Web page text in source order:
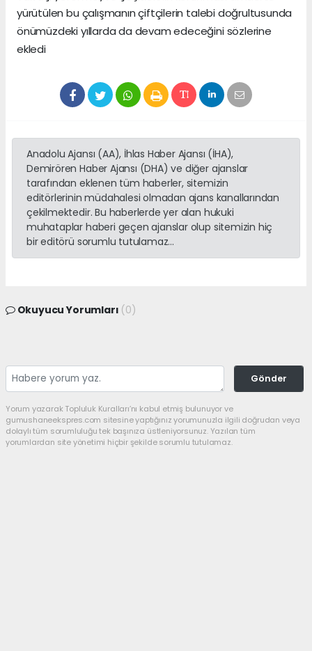
yürütülen bu çalışmanın çiftçilerin talebi doğrultusunda
önümüzdeki yıllarda da devam edeceğini sözlerine
ekledi
Anadolu Ajansı (AA), İhlas Haber Ajansı (İHA),
Demirören Haber Ajansı (DHA) ve diğer ajanslar
tarafından eklenen tüm haberler, sitemizin
editörlerinin müdahalesi olmadan ajans kanallarından
çekilmektedir. Bu haberlerde yer alan hukuki
muhataplar haberi geçen ajanslar olup sitemizin hiç
bir editörü sorumlu tutulamaz...
Okuyucu Yorumları (0)
Gönder
Yorum yazarak Topluluk Kuralları’nı kabul etmiş bulunuyor ve
gumushaneekspres.com sitesine yaptığınız yorumunuzla ilgili doğrudan veya
dolaylı tüm sorumluluğu tek başınıza üstleniyorsunuz. Yazılan tüm
yorumlardan site yönetimi hiçbir şekilde sorumlu tutulamaz.